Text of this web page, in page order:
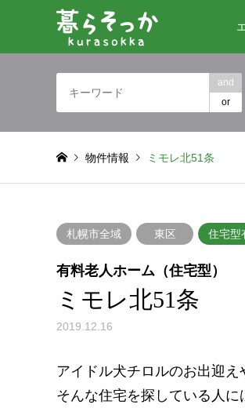
and
or
物件情報 ミモレ北51条
札幌市全域 東区 住宅型
有料老人ホーム（住宅型）
ミモレ北51条
2019.12.16
アイドル犬チロルのお出迎え
そんな住宅を探している人に